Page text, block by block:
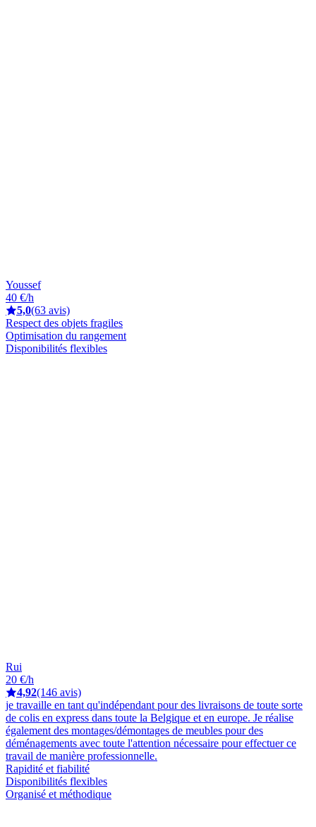
Youssef
40 €/h
5,0(63 avis)
Respect des objets fragiles
Optimisation du rangement
Disponibilités flexibles
Rui
20 €/h
4,92(146 avis)
je travaille en tant qu'indépendant pour des livraisons de toute sorte
de colis en express dans toute la Belgique et en europe. Je réalise
également des montages/démontages de meubles pour des
déménagements avec toute l'attention nécessaire pour effectuer ce
travail de manière professionnelle.
Rapidité et fiabilité
Disponibilités flexibles
Organisé et méthodique